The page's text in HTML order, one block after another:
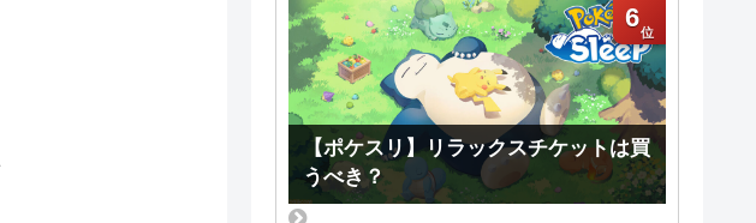
6
【ポケスリ】リラックスチケットは買
うべき？